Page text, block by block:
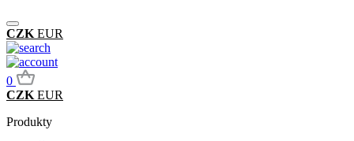
CZK EUR
0
CZK EUR
Produkty